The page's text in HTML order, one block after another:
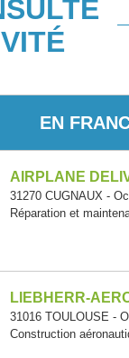
EN
AIRPLANE
31270 CUGNAUX -
Réparation et
LIEBHERR-
31016 TOULOUSE -
Construction